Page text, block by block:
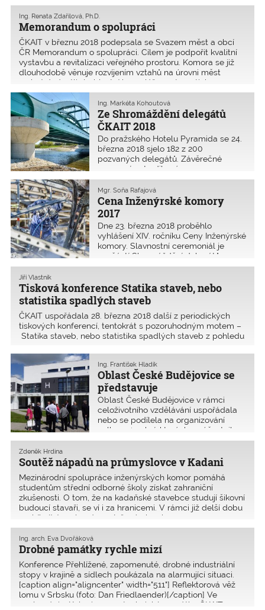
Memorandum o spolupráci
Ing. Renata Zdařilová, Ph.D.
ČKAIT v březnu 2018 podepsala se Svazem měst a obcí
ČR Memorandum o spolupráci. Cílem je podpořit kvalitní
vystavbu a revitalizaci veřejného prostoru. Komora se již
dlouhodobě věnuje rozvíjením vztahů na úrovni měst
a obcí. Jednotlivé oblastní kanceláře systematicky r
Ze Shromáždění delegátů
ČKAIT 2018
Ing. Markéta Kohoutová
Do pražského Hotelu Pyramida se 24.
března 2018 sjelo 182 z 200
pozvaných delegátů. Závěrečné
usnesení potvrdilo význam
samosprávy profese inženýrů
a techniků. Byly předány tři Ceny
Inženýrské komory 2017 a vyhlášeny
podmínky dalšího ročníku.
Cena Inženýrské komory
2017
Mgr. Soňa Rafajová
Dne 23. března 2018 proběhlo
vyhlášení XIV. ročníku Ceny Inženýrské
komory. Slavnostní ceremoniál je
součástí Shromáždění delegátů
ČKAIT.
Tisková konference Statika staveb, nebo
statistika spadlých staveb
Jiří Vlastník
ČKAIT uspořádala 28. března 2018 další z periodických
tiskových konferencí, tentokrát s pozoruhodným motem –
Statika staveb, nebo statistika spadlých staveb z pohledu
předseda ČKAIT; Ing. ­Robert Špalek, autoriz
Oblast České Budějovice se
představuje
Ing. František Hladík
Oblast České Budějovice v rámci
celoživotního vzdělávání uspořádala
nebo se podílela na organizování
celkem 49 akcí, kterých se účastnilo
1355 osob. Z toho bylo 25 seminářů
osob) a tři prezentace firem, kterých
se celkem účastnilo 382 osob.
Soutěž nápadů na průmyslovce v Kadani
Zdeněk Hrdina
Mezinárodní spolupráce inženýrských komor pomáhá
studentům střední odborné školy získat zahraniční
zkušenosti. O tom, že na kadaňské stavebce studují šikovní
budoucí stavaři, se ví i za hranicemi. V rámci již delší dobu
probíhající spolupráce s Inženýrskou ko
Drobné památky rychle mizí
Ing. arch. Eva Dvořáková
Konference Přehlížené, zapomenuté, drobné industriální
stopy v krajině a sídlech poukázala na alarmující situaci.
[caption align="aligncenter" width="511"] Reflektorová věž
lomu v Srbsku (foto: Dan Friedlaender)[/caption] Ve
spolupráci s Kolegiem pro technické památky ČKAIT